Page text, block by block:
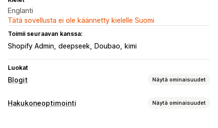
Englanti
Tätä sovellusta ei ole käännetty kielelle Suomi
Toimii seuraavan kanssa:
Shopify Admin deepseek Doubao kimi
Luokat
Blogit Näytä ominaisuudet
Sisällöntuotanto
Hakukoneoptimointi Näytä ominaisuudet